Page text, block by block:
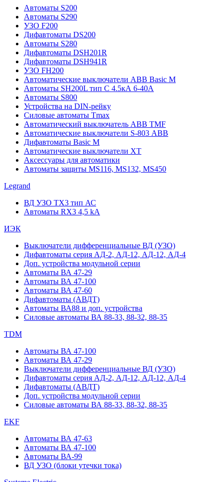
Автоматы S200
Автоматы S290
УЗО F200
Дифавтоматы DS200
Автоматы S280
Дифавтоматы DSH201R
Дифавтоматы DSH941R
УЗО FH200
Автоматические выключатели ABB Basic M
Автоматы SH200L тип С 4.5кА 6-40А
Автоматы S800
Устройства на DIN-рейку
Силовые автоматы Tmax
Автоматический выключатель ABB TMF
Автоматические выключатели S-803 АВВ
Дифавтоматы Basic M
Автоматические выключатели XT
Аксессуары для автоматики
Автоматы защиты MS116, MS132, MS450
Legrand
ВД УЗО TX3 тип АС
Автоматы RX3 4,5 kA
ИЭК
Выключатели дифференциальные ВД (УЗО)
Дифавтоматы серия АД-2, АД-12, АД-12, АД-4
Доп. устройства модульной серии
Автоматы ВА 47-29
Автоматы ВА 47-100
Автоматы ВА 47-60
Дифавтоматы (АВДТ)
Автоматы ВА88 и доп. устройства
Силовые автоматы ВА 88-33, 88-32, 88-35
TDM
Автоматы ВА 47-100
Автоматы ВА 47-29
Выключатели дифференциальные ВД (УЗО)
Дифавтоматы серия АД-2, АД-12, АД-12, АД-4
Дифавтоматы (АВДТ)
Доп. устройства модульной серии
Силовые автоматы ВА 88-33, 88-32, 88-35
EKF
Автоматы ВА 47-63
Автоматы ВА 47-100
Автоматы ВА-99
ВД УЗО (блоки утечки тока)